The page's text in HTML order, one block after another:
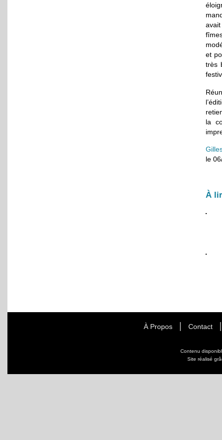
et
très
la
le
À
À Propos Contact
Contenu
Site réalisé